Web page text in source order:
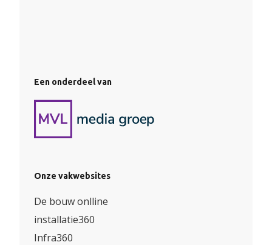
Een onderdeel van
Onze vakwebsites
De bouw onlline
installatie360
Infra360